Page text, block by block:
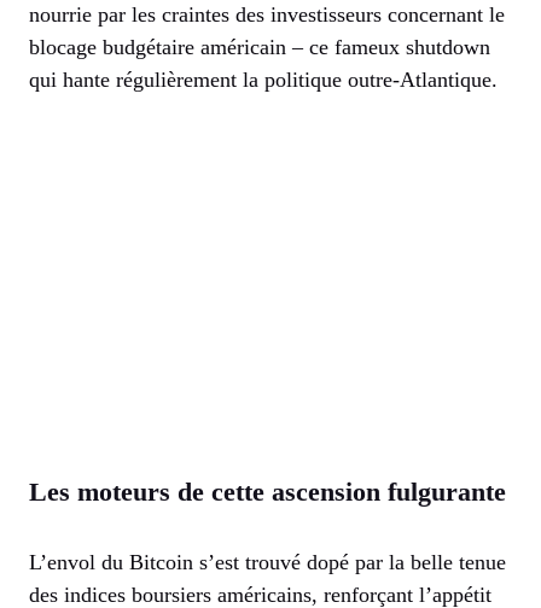
nourrie par les craintes des investisseurs concernant le
blocage budgétaire américain – ce fameux shutdown
qui hante régulièrement la politique outre-Atlantique.
Les moteurs de cette ascension fulgurante
L’envol du Bitcoin s’est trouvé dopé par la belle tenue
des indices boursiers américains, renforçant l’appétit